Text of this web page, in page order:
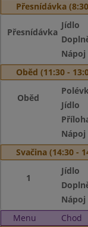
Přesnídávka
Přesnídávka
Jídlo
Nápoj
Oběd (11:30 -
Oběd
Jídlo
Nápoj
Svačina (14:30 -
1
Jídlo
Nápoj
Menu
Chod